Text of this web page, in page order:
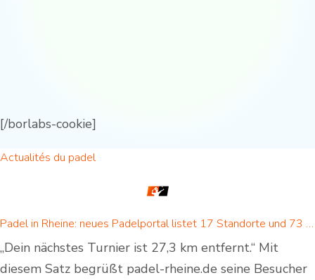
[/borlabs-cookie]
Actualités du padel
Padel in Rheine: neues Padelportal listet 17 Standorte und 73 Padel-Courts in Rheine und Umgebung
„Dein nächstes Turnier ist 27,3 km entfernt.“ Mit
diesem Satz begrüßt padel-rheine.de seine Besucher